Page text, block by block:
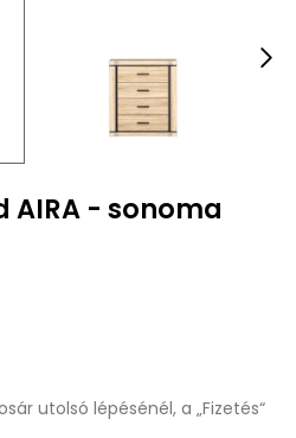
AIRA - sonoma
utolsó lépésénél, a „Fizetés“